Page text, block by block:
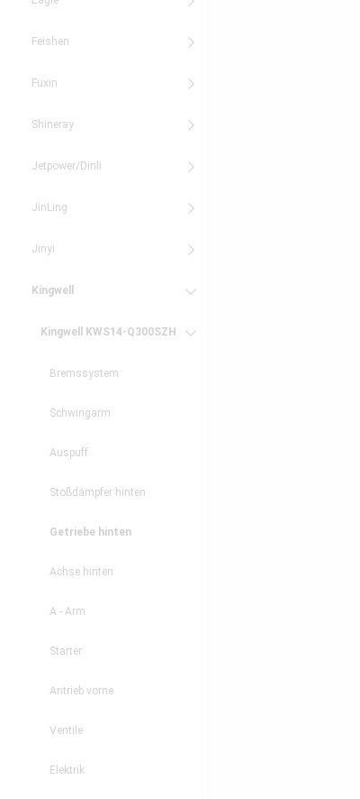
Feishen
Fuxin
Shineray
Jetpower/Dinli
JinLing
Jinyi
Kingwell
Kingwell KWS14-Q300SZH
Bremssystem
Schwingarm
Auspuff
Stoßdämpfer hinten
Getriebe hinten
Achse hinten
A - Arm
Starter
Antrieb vorne
Ventile
Elektrik